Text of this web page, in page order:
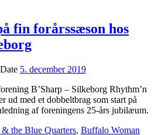
fin forårssæson hos
Date 5. december 2019
B’Sharp – Silkeborg Rhythm’n
ud med et dobbeltbrag som start på
af foreningens 25-års jubilæum.
the Blue Quarters, Buffalo Woman